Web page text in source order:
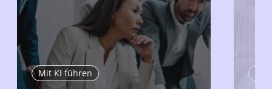
Mit KI führen